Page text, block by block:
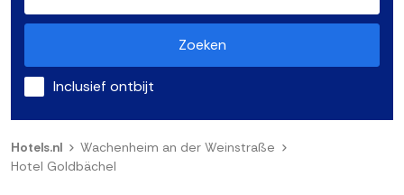
Zoeken
Inclusief ontbijt
Hotels.nl
Wachenheim an der Weinstraße
Hotel Goldbächel